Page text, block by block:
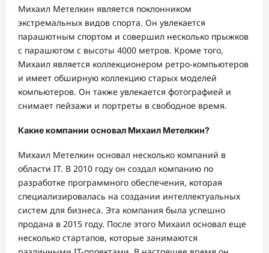
Михаил Метелкин является поклонником
экстремальных видов спорта. Он увлекается
парашютным спортом и совершил несколько прыжков
с парашютом с высоты 4000 метров. Кроме того,
Михаил является коллекционером ретро-компьютеров
и имеет обширную коллекцию старых моделей
компьютеров. Он также увлекается фотографией и
снимает пейзажи и портреты в свободное время.
Какие компании основал Михаил Метелкин?
Михаил Метелкин основал несколько компаний в
области IT. В 2010 году он создал компанию по
разработке программного обеспечения, которая
специализировалась на создании интеллектуальных
систем для бизнеса. Эта компания была успешно
продана в 2015 году. После этого Михаил основал еще
несколько стартапов, которые занимаются